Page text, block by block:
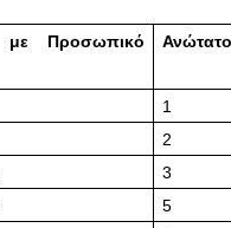
με Προσωπικό
1
2
3
5